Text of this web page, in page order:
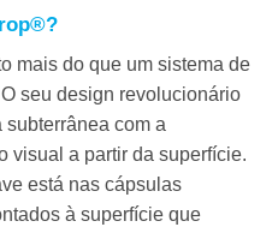
?
mais do que um sistema de
seu design revolucionário
com a
visual a partir da superfície.
está nas cápsulas
à superfície que